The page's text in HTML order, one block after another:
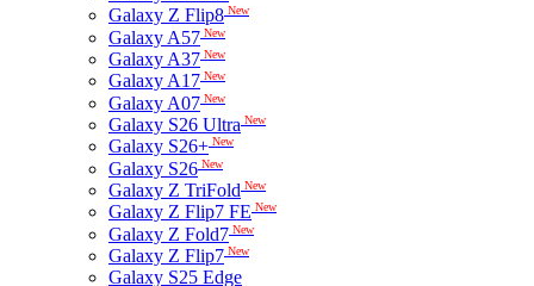
Galaxy Z Flip8 New
Galaxy A57 New
Galaxy A37 New
Galaxy A17 New
Galaxy A07 New
Galaxy S26 Ultra New
Galaxy S26+ New
Galaxy S26 New
Galaxy Z TriFold New
Galaxy Z Flip7 FE New
Galaxy Z Fold7 New
Galaxy Z Flip7 New
Galaxy S25 Edge